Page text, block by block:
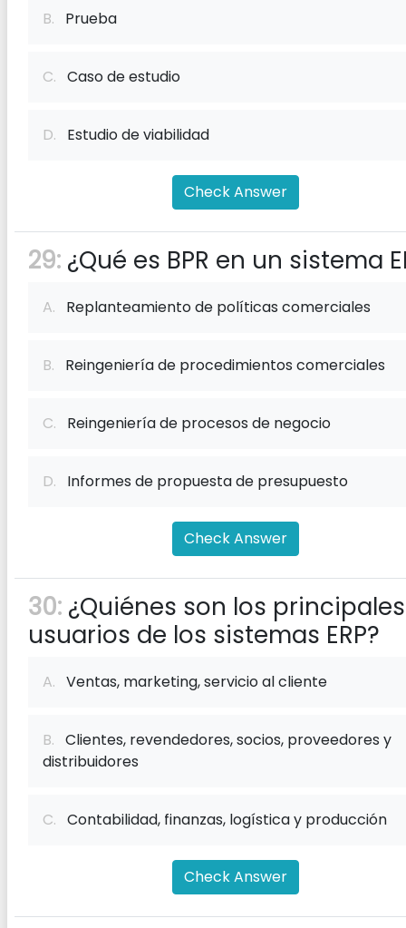
B. Prueba
C. Caso de estudio
D. Estudio de viabilidad
Check Answer
29: ¿Qué es BPR en un sistema
A. Replanteamiento de políticas comerciales
B. Reingeniería de procedimientos comerciales
C. Reingeniería de procesos de negocio
D. Informes de propuesta de presupuesto
Check Answer
30: ¿Quiénes son los principales
usuarios de los sistemas ERP?
A. Ventas, marketing, servicio al cliente
B. Clientes, revendedores, socios, proveedores y
distribuidores
C. Contabilidad, finanzas, logística y producción
Check Answer